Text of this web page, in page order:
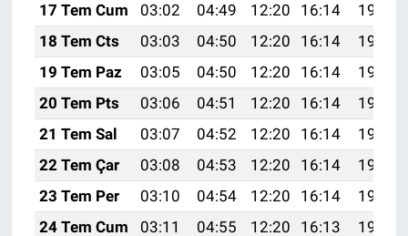
17 Tem Cum
03:02 04:49 12:20 16:14
19:41
18 Tem Cts
03:03 04:50 12:20 16:14
19:40
19 Tem Paz
03:05 04:50 12:20 16:14
19:39
20 Tem Pts
03:06 04:51 12:20 16:14
19:39
21 Tem Sal
03:07 04:52 12:20 16:14
19:38
22 Tem Çar
03:08 04:53 12:20 16:14
19:37
23 Tem Per
03:10 04:54 12:20 16:14
19:36
24 Tem Cum
03:11 04:55 12:20 16:13
19:36